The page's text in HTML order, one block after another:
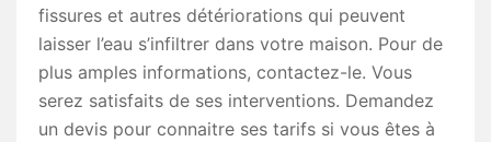
fissures et autres détériorations qui peuvent
laisser l’eau s’infiltrer dans votre maison. Pour de
plus amples informations, contactez-le. Vous
serez satisfaits de ses interventions. Demandez
un devis pour connaitre ses tarifs si vous êtes à